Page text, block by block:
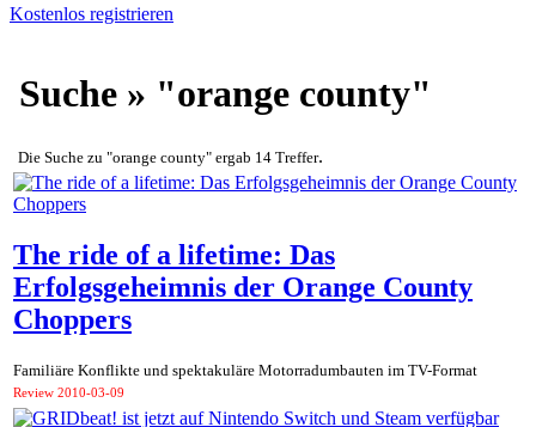
Kostenlos registrieren
Suche » "orange county"
Die Suche zu "orange county" ergab 14 Treffer.
The ride of a lifetime: Das
Erfolgsgeheimnis der Orange County
Choppers
Familiäre Konflikte und spektakuläre Motorradumbauten im TV-Format
Review 2010-03-09